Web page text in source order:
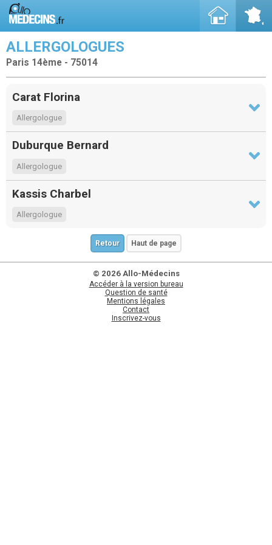
ALLERGOLOGUES
Paris 14ème - 75014
Carat Florina
Allergologue
Duburque Bernard
Allergologue
Kassis Charbel
Allergologue
Retour Haut de page
© 2026 Allo-Médecins
Accéder à la version bureau
Question de santé
Mentions légales
Contact
Inscrivez-vous